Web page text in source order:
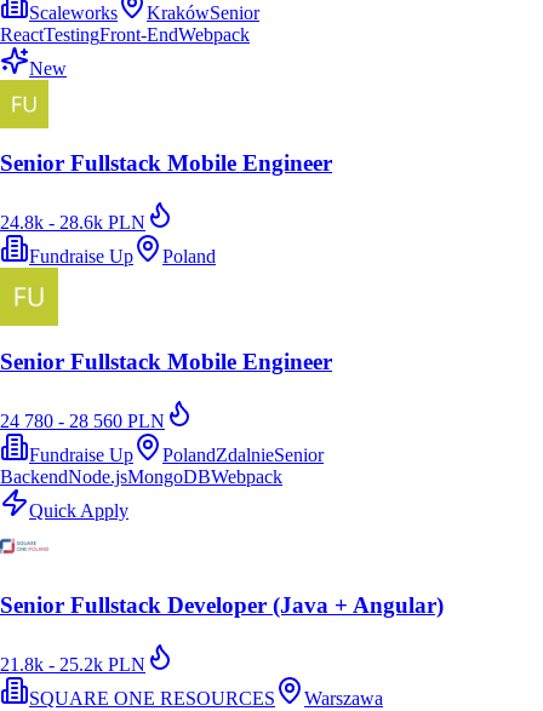
Scaleworks KrakówSenior
ReactTestingFront-EndWebpack
New
Senior Fullstack Mobile Engineer
24.8k - 28.6k PLN
Fundraise Up
Poland
Senior Fullstack Mobile Engineer
24 780 - 28 560 PLN
Fundraise Up
PolandZdalnieSenior
BackendNode.jsMongoDBWebpack
Quick Apply
Senior Fullstack Developer (Java + Angular)
21.8k - 25.2k PLN
SQUARE ONE RESOURCES
Warszawa